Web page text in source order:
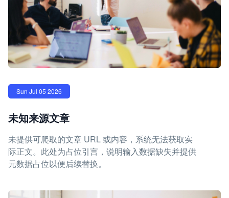
Sun Jul 05 2026
未知来源文章
未提供可爬取的文章 URL 或内容，系统无法获取实
际正文。此处为占位引言，说明输入数据缺失并提供
元数据占位以便后续替换。